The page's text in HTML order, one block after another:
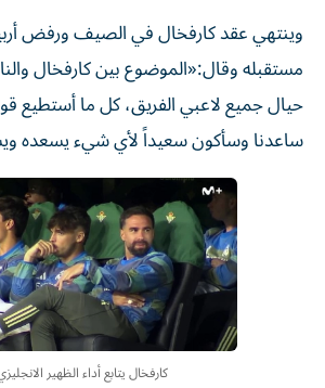
وينتهي عقد كارفخال في الصيف ورفض
مستقبله وقال:«الموضوع بين كارفخال
حيال جميع لاعبي الفريق، كل ما أستطيع
ساعدنا وسأكون سعيداً لأي شيء يسعده
كارفخال يتابع أداء الظهير